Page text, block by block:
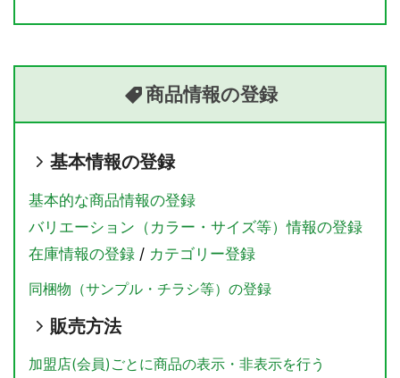
商品情報の登録
基本情報の登録
基本的な商品情報の登録
バリエーション（カラー・サイズ等）情報の登録
在庫情報の登録 / カテゴリー登録
同梱物（サンプル・チラシ等）の登録
販売方法
加盟店(会員)ごとに商品の表示・非表示を行う